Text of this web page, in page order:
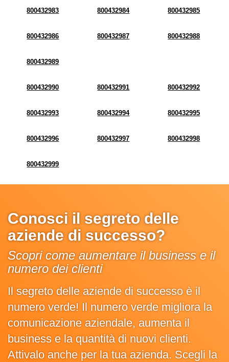
800432983 800432984 800432985
800432986 800432987 800432988
800432989
800432990 800432991 800432992
800432993 800432994 800432995
800432996 800432997 800432998
800432999
Conosci il segreto delle
aziende di successo?
Scopri come aumentare il business e il
numero dei clienti
Il segreto delle aziende di successo è il
numero verde! Il numero verde migliora la
comunicazione aziendale, aumenta il
business e la quantità di nuovi clienti.
Attivalo anche per la tua azienda. Scegli la